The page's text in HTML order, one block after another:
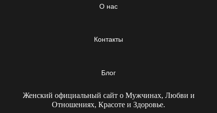
О нас
Контакты
Блог
Женский официальный сайт о Мужчинах, Любви и
Отношениях, Красоте и Здоровье.